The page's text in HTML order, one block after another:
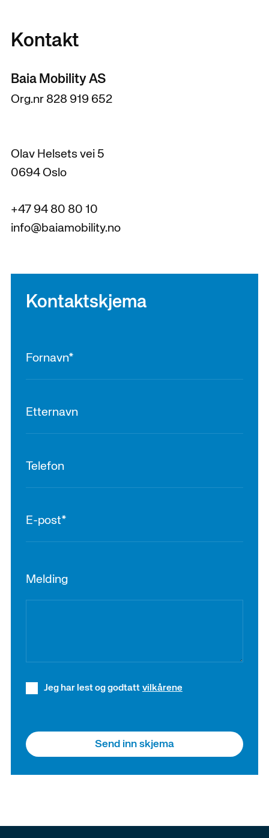
Kontakt
Baia Mobility AS
Org.nr 828 919 652
Olav Helsets vei 5
0694 Oslo
+47 94 80 80 10
info@baiamobility.no
Kontaktskjema
Melding
Jeg har lest og godtatt vilkårene